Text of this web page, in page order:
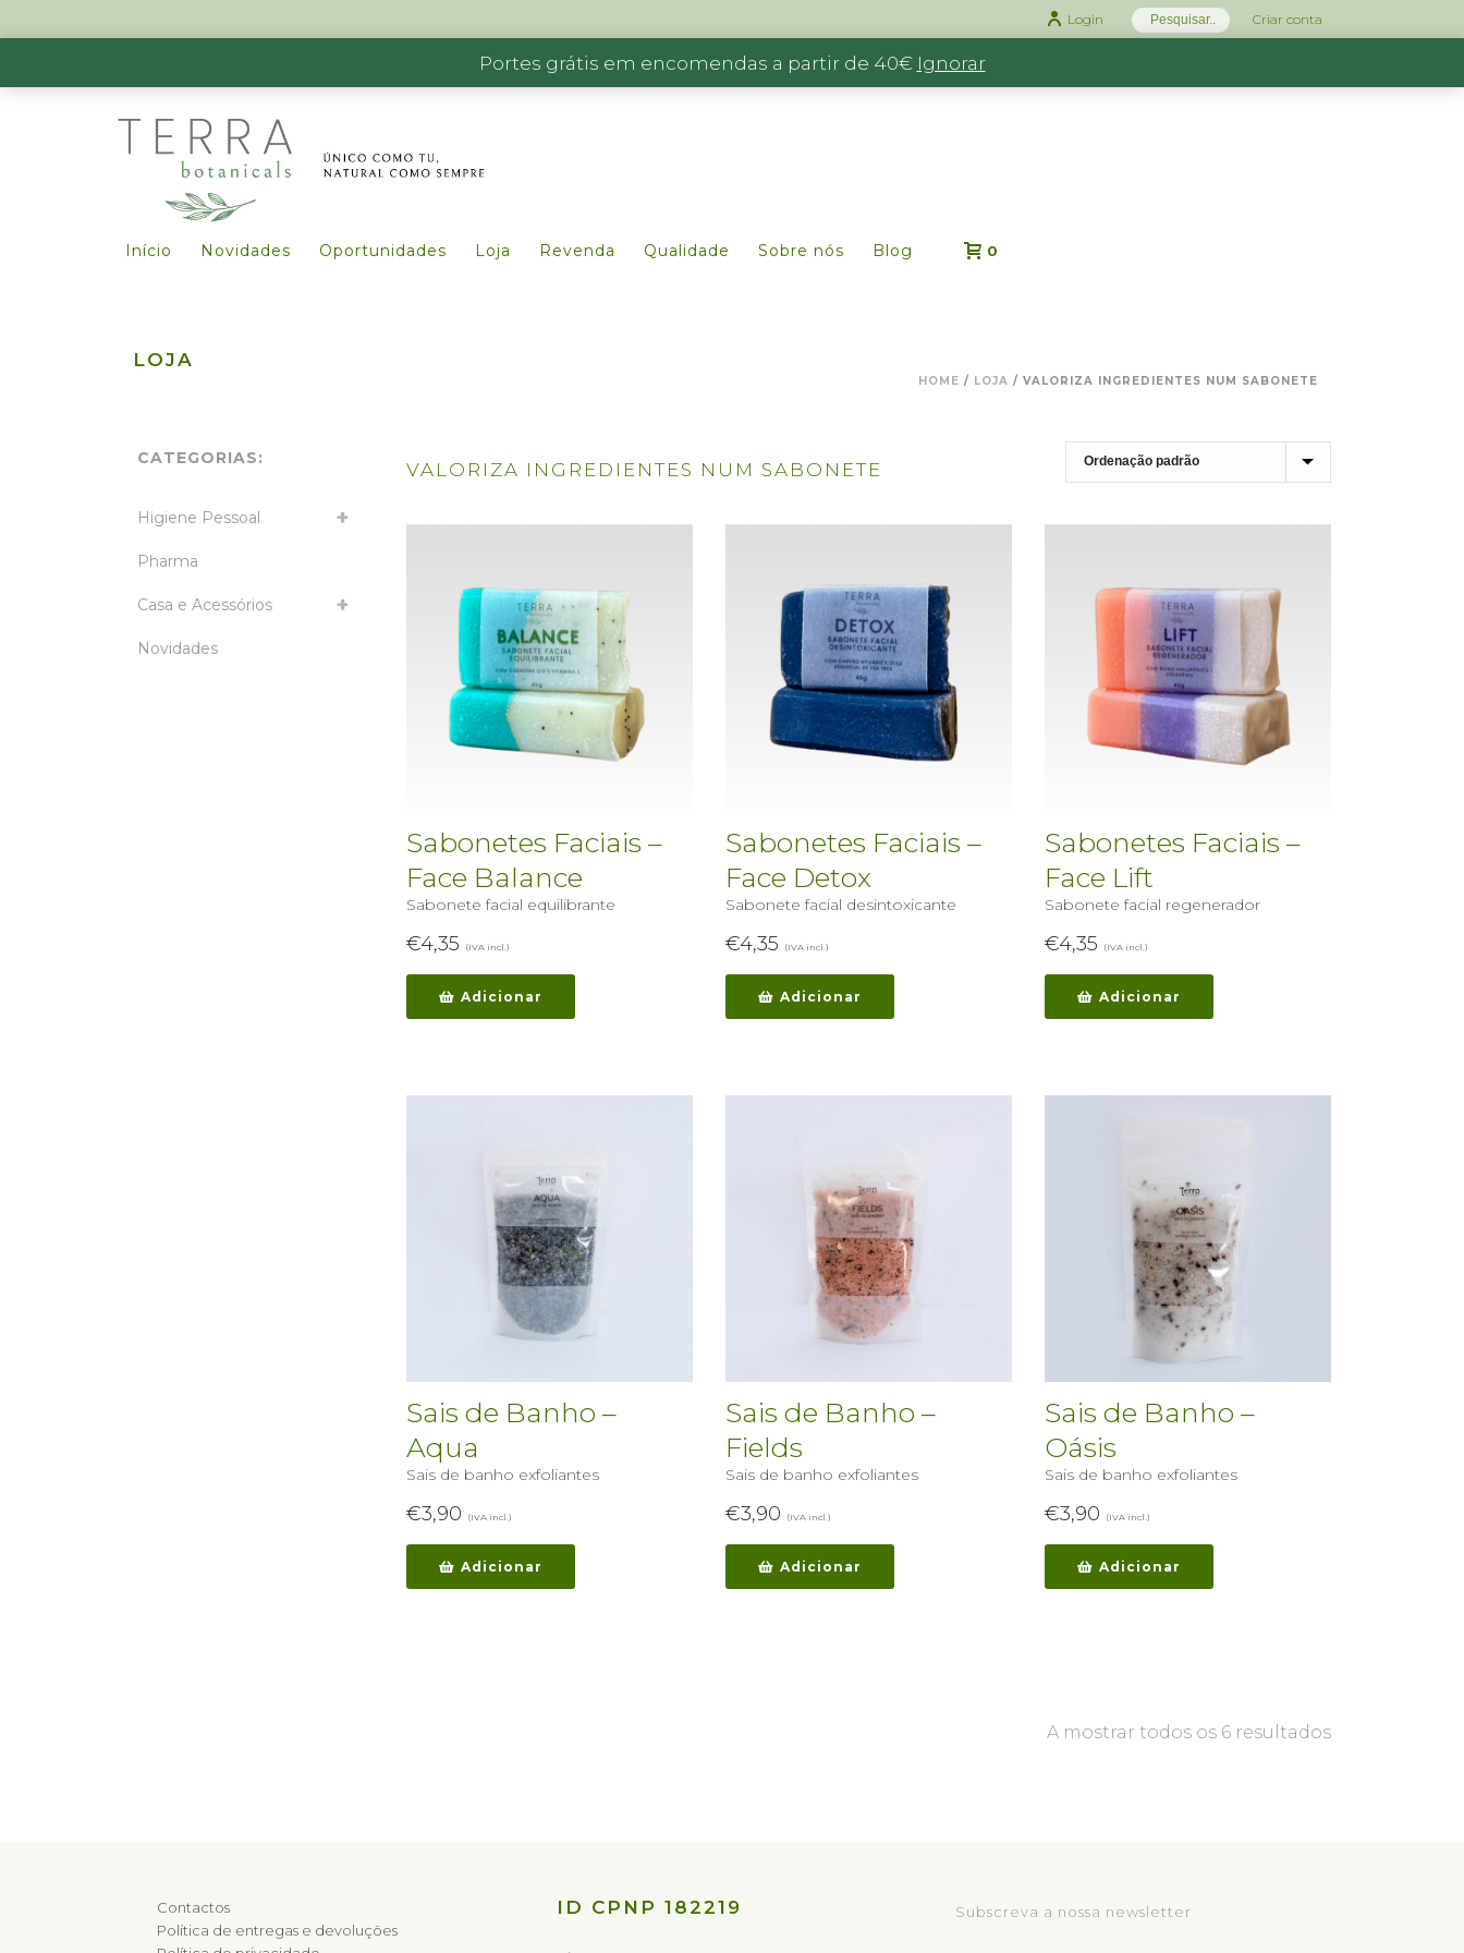
Portes grátis em encomendas a partir de 40€ Ignorar
Criar conta
Login
Início Novidades Oportunidades Loja Revenda Qualidade Sobre nós Blog 0
LOJA
HOME / LOJA / VALORIZA INGREDIENTES NUM SABONETE
VALORIZA INGREDIENTES NUM SABONETE
Sabonetes Faciais –
Face Balance
Sabonete facial equilibrante
€4,35 (IVA incl.)
Adicionar
Sabonetes Faciais –
Face Detox
Sabonete facial desintoxicante
€4,35 (IVA incl.)
Adicionar
Sabonetes Faciais –
Face Lift
Sabonete facial regenerador
€4,35 (IVA incl.)
Adicionar
Sais de Banho –
Aqua
Sais de banho exfoliantes
€3,90 (IVA incl.)
Adicionar
Sais de Banho –
Fields
Sais de banho exfoliantes
€3,90 (IVA incl.)
Adicionar
Sais de Banho –
Oásis
Sais de banho exfoliantes
€3,90 (IVA incl.)
Adicionar
A mostrar todos os 6 resultados
CATEGORIAS:
Higiene Pessoal
Pharma
Casa e Acessórios
Novidades
Contactos
Política de entregas e devoluções
ID CPNP 182219 Subscreva a nossa newsletter